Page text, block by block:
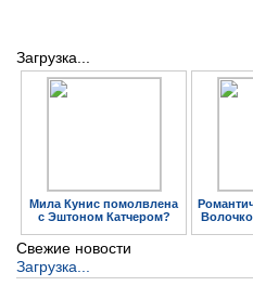
Загрузка...
Мила Кунис помолвлена
с Эштоном Катчером?
Свежие новости
Загрузка...